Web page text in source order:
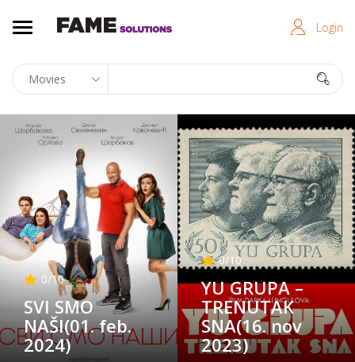
Login
0/10
SVI SMO
NAŠI(01. feb.
2024)
0/10
YU GRUPA –
TRENUTAK
SNA(16. nov
2023)